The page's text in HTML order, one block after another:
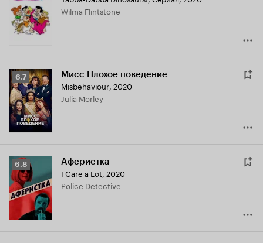
Wilma Flintstone
Рейтинг
Кинопоиска
6.7
6.7 Мисс Плохое поведение
Misbehaviour, 2020
Julia Morley
Рейтинг
Кинопоиска
6.8
6.8 Аферистка
I Care a Lot, 2020
Police Detective